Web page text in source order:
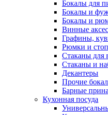
Бокалы для
Бокалы и
Бокалы и
Винные
Графины,
Рюмки и
Стаканы для
Стаканы и
Декантеры
Прочие
Барные
Кухонная посуда